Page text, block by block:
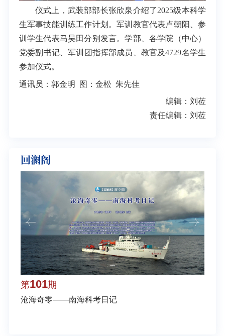
仪式上，武装部部长张欣泉介绍了2025级本科学
生军事技能训练工作计划。军训教官代表卢朝阳、参
训学生代表马昊田分别发言。学部、各学院（中心）
党委副书记、军训团指挥部成员、教官及4729名学生
参加仪式。
通讯员：郭金明 图：金松 朱先佳
编辑：刘莅
责任编辑：刘莅
回澜阁
第101期
沧海奇零——南海科考日记